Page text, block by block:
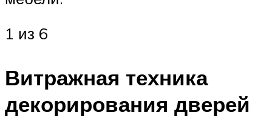
1 из 6
Витражная техника
декорирования дверей